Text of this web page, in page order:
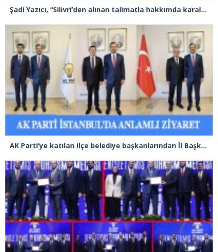
Şadi Yazıcı, “Silivri’den alınan talimatla hakkımda karalama kampanyası yürütülüyor”
AK Parti’ye katılan ilçe belediye başkanlarından İl Başkanı Özdemir’e ziyaret